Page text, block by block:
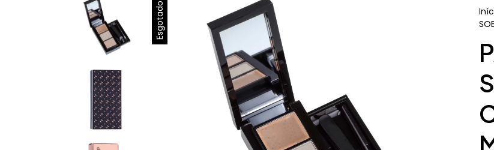
Esgotado